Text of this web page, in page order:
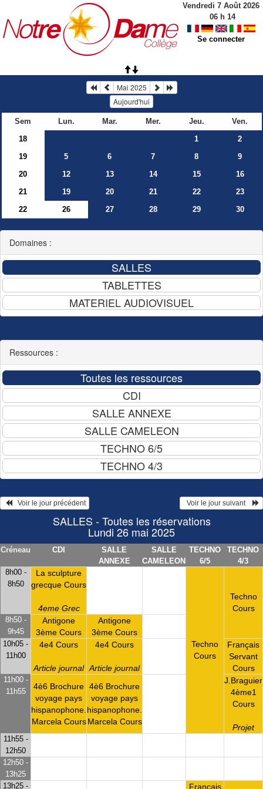
Vendredi 7 Août 2026
06h 14
Se connecter
Mai 2025
Aujourd'hui
Sem Lun. Mar. Mer. Jeu.
Ven.
18
1
2
19
5 6 7 8
9
20
12 13 14 15
16
21
19 20 21 22
23
22
26 27 28 29 30
Domaines :
Ressources :
   Voir le jour précédent
  Voir le jour suivant
SALLES - Toutes les réservations
Lundi 26 mai 2025
Créneau CDI
SALLE
ANNEXE
SALLE
CAMELEON
TECHNO
6/5
TECHNO
4/3
8h00 -
8h50
La sculpture
grecque Cours
4eme Grec
Techno
Cours
Techno
Cours
8h50 -
9h45
Antigone
3ème Cours
Antigone
3ème Cours
10h05 -
11h00
4e4 Cours
Article journal
4e4 Cours
Article journal
Français
Servant
Cours
11h00 -
11h55
4è6 Brochure
voyage pays
hispanophone.
Marcela Cours
4è6 Brochure
voyage pays
hispanophone.
Marcela Cours
J.Braguier
4ème1
Cours
Projet
11h55 -
12h50
12h50 -
13h25
13h25 -
Français